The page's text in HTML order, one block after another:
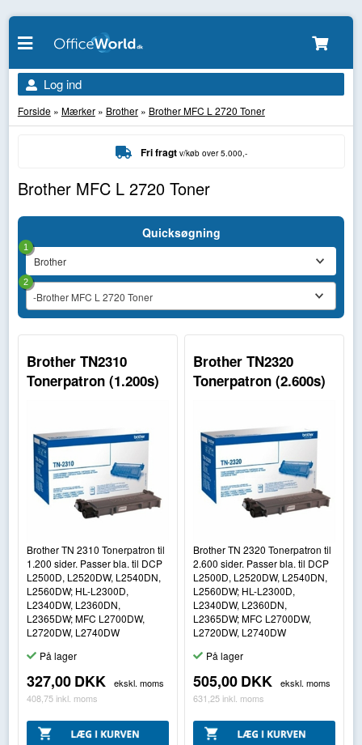
Log ind
Forside» Mærker» Brother» Brother MFC L 2720 Toner
Fri fragt v/køb over 5.000,-
Brother MFC L 2720 Toner
Quicksøgning
1
-Brother MFC L 2720 Toner
2
Brother TN2310
Tonerpatron (1.200s)
Brother TN 2310 Tonerpatron til
1.200 sider. Passer bla. til DCP
L2500D, L2520DW, L2540DN,
L2560DW; HL-L2300D,
L2340DW, L2360DN,
L2365DW; MFC L2700DW,
L2720DW, L2740DW
På lager
327,00DKK
ekskl. moms
408,75 inkl. moms
Brother TN2320
Tonerpatron (2.600s)
Brother TN 2320 Tonerpatron til
2.600 sider. Passer bla. til DCP
L2500D, L2520DW, L2540DN,
L2560DW; HL-L2300D,
L2340DW, L2360DN,
L2365DW; MFC L2700DW,
L2720DW, L2740DW
På lager
505,00DKK
ekskl. moms
631,25 inkl. moms